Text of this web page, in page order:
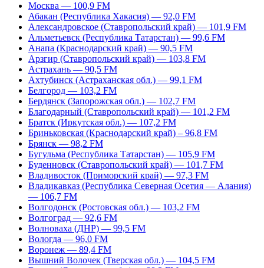
Москва — 100,9 FM
Абакан (Республика Хакасия) — 92,0 FM
Александровское (Ставропольский край) — 101,9 FM
Альметьевск (Республика Татарстан) — 99,6 FM
Анапа (Краснодарский край) — 90,5 FM
Арзгир (Ставропольский край) — 103,8 FM
Астрахань — 90,5 FM
Ахтубинск (Астраханская обл.) — 99,1 FM
Белгород — 103,2 FM
Бердянск (Запорожская обл.) — 102,7 FM
Благодарный (Ставропольский край) — 101,2 FM
Братск (Иркутская обл.) — 107,2 FM
Бриньковская (Краснодарский край) – 96,8 FM
Брянск — 98,2 FM
Бугульма (Республика Татарстан) — 105,9 FM
Буденновск (Ставропольский край) — 101,7 FM
Владивосток (Приморский край) — 97,3 FM
Владикавказ (Республика Северная Осетия — Алания)
— 106,7 FM
Волгодонск (Ростовская обл.) — 103,2 FM
Волгоград — 92,6 FM
Волноваха (ДНР) — 99,5 FM
Вологда — 96,0 FM
Воронеж — 89,4 FM
Вышний Волочек (Тверская обл.) — 104,5 FM